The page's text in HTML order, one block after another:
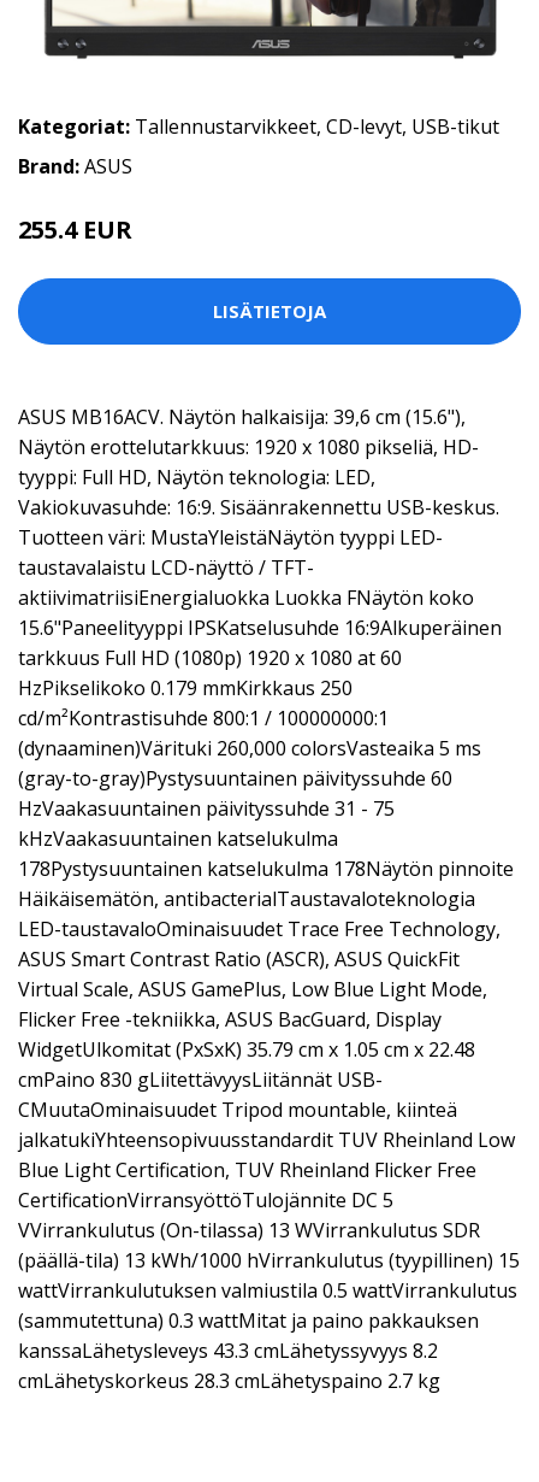
Kategoriat: Tallennustarvikkeet, CD-levyt, USB-tikut
Brand:ASUS
255.4 EUR
LISÄTIETOJA
ASUS MB16ACV. Näytön halkaisija: 39,6 cm (15.6"),
Näytön erottelutarkkuus: 1920 x 1080 pikseliä, HD-
tyyppi: Full HD, Näytön teknologia: LED,
Vakiokuvasuhde: 16:9. Sisäänrakennettu USB-keskus.
Tuotteen väri: MustaYleistäNäytön tyyppi LED-
taustavalaistu LCD-näyttö / TFT-
aktiivimatriisiEnergialuokka Luokka FNäytön koko
15.6"Paneelityyppi IPSKatselusuhde 16:9Alkuperäinen
tarkkuus Full HD (1080p) 1920 x 1080 at 60
HzPikselikoko 0.179 mmKirkkaus 250
cd/m²Kontrastisuhde 800:1 / 100000000:1
(dynaaminen)Värituki 260,000 colorsVasteaika 5 ms
(gray-to-gray)Pystysuuntainen päivityssuhde 60
HzVaakasuuntainen päivityssuhde 31 - 75
kHzVaakasuuntainen katselukulma
178Pystysuuntainen katselukulma 178Näytön pinnoite
Häikäisemätön, antibacterialTaustavaloteknologia
LED-taustavaloOminaisuudet Trace Free Technology,
ASUS Smart Contrast Ratio (ASCR), ASUS QuickFit
Virtual Scale, ASUS GamePlus, Low Blue Light Mode,
Flicker Free -tekniikka, ASUS BacGuard, Display
WidgetUlkomitat (PxSxK) 35.79 cm x 1.05 cm x 22.48
cmPaino 830 gLiitettävyysLiitännät USB-
CMuutaOminaisuudet Tripod mountable, kiinteä
jalkatukiYhteensopivuusstandardit TUV Rheinland Low
Blue Light Certification, TUV Rheinland Flicker Free
CertificationVirransyöttöTulojännite DC 5
VVirrankulutus (On-tilassa) 13 WVirrankulutus SDR
(päällä-tila) 13 kWh/1000 hVirrankulutus (tyypillinen) 15
wattVirrankulutuksen valmiustila 0.5 wattVirrankulutus
(sammutettuna) 0.3 wattMitat ja paino pakkauksen
kanssaLähetysleveys 43.3 cmLähetyssyvyys 8.2
cmLähetyskorkeus 28.3 cmLähetyspaino 2.7 kg